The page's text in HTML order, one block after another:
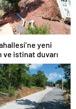
yeni
ve istinat duvarı